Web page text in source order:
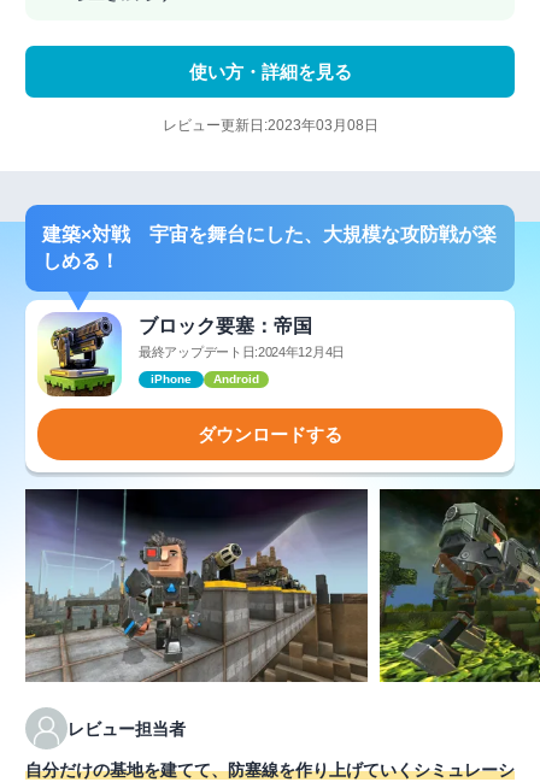
使い方・詳細を見る
レビュー更新日:2023年03月08日
建築×対戦 宇宙を舞台にした、大規模な攻防戦が楽
しめる！
ブロック要塞：帝国
最終アップデート日:2024年12月4日
iPhone Android
ダウンロードする
レビュー担当者
自分だけの基地を建てて、防塞線を作り上げていくシミュレーシ